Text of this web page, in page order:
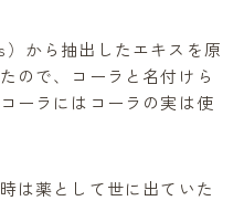
から抽出したエキスを原
ので、コーラと名付けら
ーラにはコーラの実は使
は薬として世に出ていた